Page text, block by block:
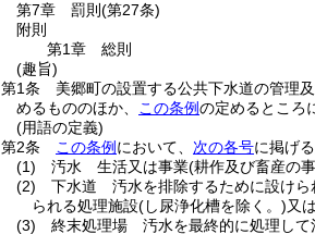
第7章
罰則 (第27条)
附則
第1章
総則
(趣旨)
第1条
美郷町の設置する公共下水道の管理
めるもののほか、
この条例の定めるところ
(用語の定義)
第2条
この条例 において、 次の各号に掲げ
(1)
汚水 生活又は事業(耕作及び畜産の
(2)
下水道 汚水を排除するために設けら
られる処理施設(し尿浄化槽を除く。)又
(3)
終末処理場 汚水を最終的に処理して